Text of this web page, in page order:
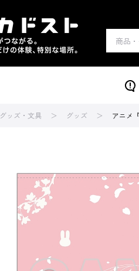
グッズ・文具 グッズ アニメ